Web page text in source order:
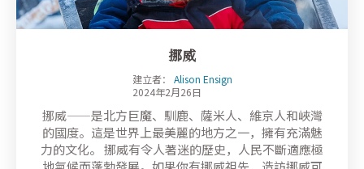
挪威
建立者： Alison Ensign
2024年2月26日
挪威——是北方巨魔、馴鹿、薩米人、維京人和峽灣
的國度。這是世界上最美麗的地方之一，擁有充滿魅
力的文化。 挪威有令人著迷的歷史，人民不斷適應極